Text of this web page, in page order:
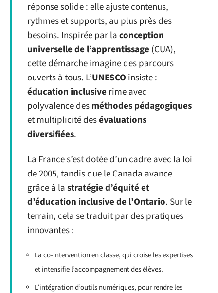
réponse solide : elle ajuste contenus,
rythmes et supports, au plus près des
besoins. Inspirée par laconception
universelle de l’apprentissage (CUA),
cette démarche imagine des parcours
ouverts à tous. L’UNESCO insiste :
éducation inclusive rime avec
polyvalence desméthodes pédagogiques
et multiplicité desévaluations
diversifiées.
La France s’est dotée d’un cadre avec la loi
de 2005, tandis que le Canada avance
grâce à lastratégie d’équité et
d’éducation inclusive de l’Ontario. Sur le
terrain, cela se traduit par des pratiques
innovantes :
La co-intervention en classe, qui croise les expertises
et intensifie l’accompagnement des élèves.
L’intégration d’outils numériques, pour rendre les